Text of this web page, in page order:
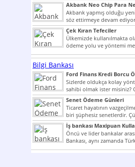
Akbank Neo Chip Para
Kullanılır?
Akbank yapmış olduğu
söz ettirmeye devam
potansiyelini arttırmak
Çek Kıran Tefeciler
Ülkemizde kullanılmakta
ödeme yolu ve yöntemi
Bilgi Bankası
Ford Finans Kredi Borcu
Sizlerde oldukça kolay
sahibi olmak ister misiniz?
ilginizi...
Senet Ödeme Günleri
Ticaret hayatının
biri şüphesiz senetlerdir.
çok kullanılan ödeme
İş bankası Maxipuan
Öncü ve lider bankalar
Bankası, aynı zamanda